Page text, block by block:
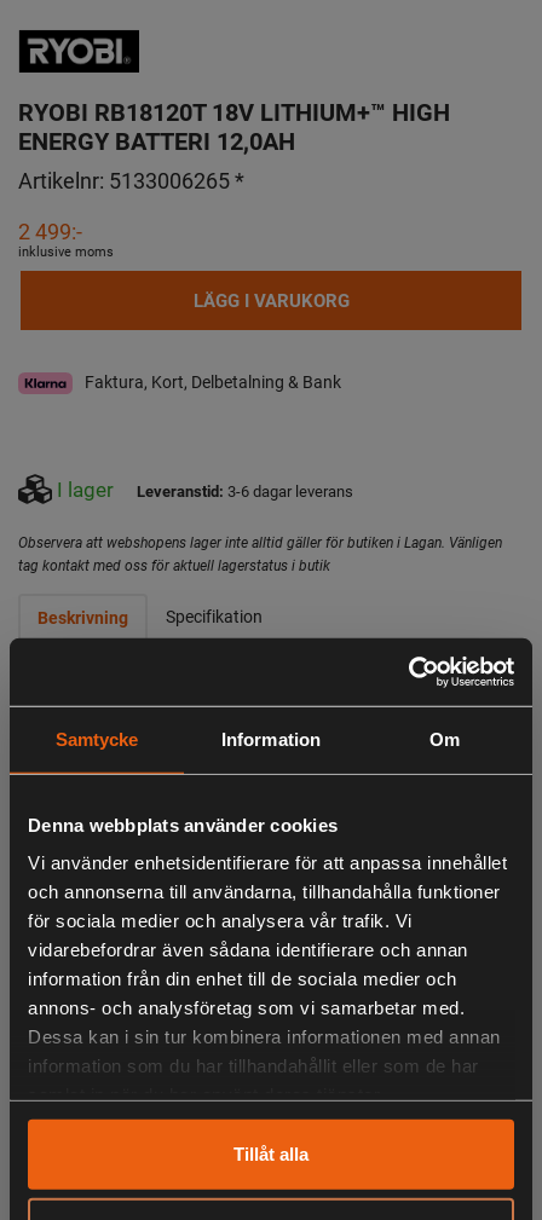
Samtycke Information Om
Denna webbplats använder cookies
Vi använder enhetsidentifierare för att anpassa innehållet
och annonserna till användarna, tillhandahålla funktioner
för sociala medier och analysera vår trafik. Vi
vidarebefordrar även sådana identifierare och annan
information från din enhet till de sociala medier och
annons- och analysföretag som vi samarbetar med.
Dessa kan i sin tur kombinera informationen med annan
information som du har tillhandahållit eller som de har
Tillåt alla
RYOBI RB18120T 18V LITHIUM+™ HIGH
ENERGY BATTERI 12,0AH
Artikelnr: 5133006265 *
2 499:-
inklusive moms
LÄGG I VARUKORG
Faktura, Kort, Delbetalning & Bank
I lager Leveranstid: 3-6 dagar leverans
Observera att webshopens lager inte alltid gäller för butiken i Lagan. Vänligen
tag kontakt med oss för aktuell lagerstatus i butik
Beskrivning Specifikation
- Kraftfullt 12,0Ah Lithium+™ HIGH ENERGY-batteri ger 3
gånger längre drifttid och 20 % mer kraft än tidigare
RYOBI®-litiumteknologier
- Högpresterande battericeller genererar upp till 25% mindre
drifttiden
- Ny högeffektiv design med 4 flikar gör det lättare för
energin att flöda, vilket ökar effekten med upp till 20%
- IntelliCell™-tekniken övervakar och balanserar enskilda
celler för att maximera drifttid, lagringstid och säkerhet
- 4-stegs bränslemätare visar återstående effekt (100%,
75%, 50%, 25%)
- Tålig batteri design med inbyggt stötskydd för långsiktig
hållbarhet
- Drifttiden kan variera beroende på verktyg, batteri och